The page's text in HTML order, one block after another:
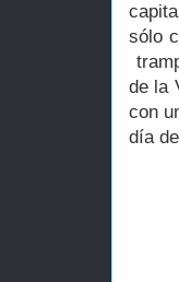
sólo
de la
con
día